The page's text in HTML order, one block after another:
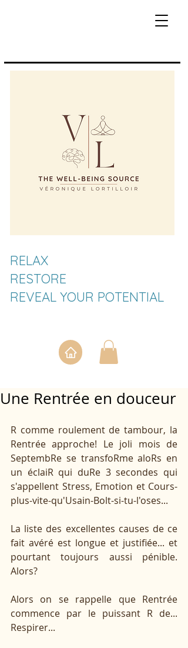
RELAX
RESTORE
REVEAL YOUR POTENTIAL
Une Rentrée en douceur
R comme roulement de tambour, la
Rentrée approche! Le joli mois de
SeptembRe se transfoRme aloRs en
un éclaiR qui duRe 3 secondes qui
s'appellent Stress, Emotion et Cours-
plus-vite-qu'Usain-Bolt-si-tu-l'oses...
La liste des excellentes causes de ce
fait avéré est longue et justifiée... et
pourtant toujours aussi pénible.
Alors?
Alors on se rappelle que Rentrée
commence par le puissant R de...
Respirer...